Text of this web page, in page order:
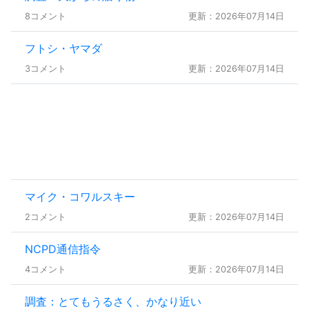
8コメント 更新：2026年07月14日
フトシ・ヤマダ
3コメント 更新：2026年07月14日
マイク・コワルスキー
2コメント 更新：2026年07月14日
NCPD通信指令
4コメント 更新：2026年07月14日
調査：とてもうるさく、かなり近い